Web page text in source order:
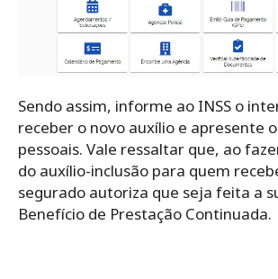
Sendo assim, informe ao INSS o
receber o novo auxílio e apresente
pessoais. Vale ressaltar que, ao
do auxílio-inclusão para quem
segurado autoriza que seja feita a
Benefício de Prestação Continuada.